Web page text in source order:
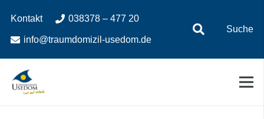
Inhalt
springen
Navigation
springen
Kontakt 038378 – 477 20
info@traumdomizil-usedom.de
Suche